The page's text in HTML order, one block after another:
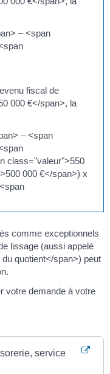
– <span
fiscal de
000 €</span>, la
– <span
class="valeur">550
000 €</span>) x
comme exceptionnels
lissage (aussi appelé
quotient</span>) peut
votre demande à votre
service